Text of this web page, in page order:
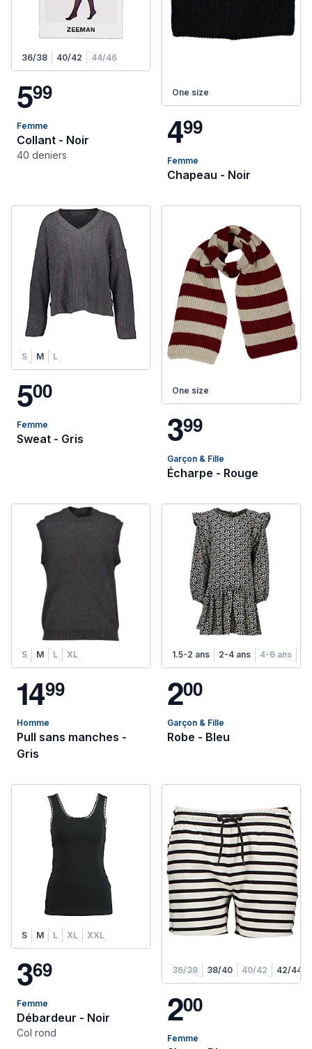
36/38 40/42 44/46
599
Femme
Collant - Noir
40 deniers
One size
499
Femme
Chapeau - Noir
S M L
500
Femme
Sweat - Gris
One size
399
Garçon & Fille
Écharpe - Rouge
S M L XL
1499
Homme
Pull sans manches -
Gris
1.5-2 ans 2-4 ans 4-6 ans
200
Garçon & Fille
Robe - Bleu
S M L XL XXL
369
Femme
Débardeur - Noir
Col rond
36/38 38/40 40/42 42/44
200
Femme